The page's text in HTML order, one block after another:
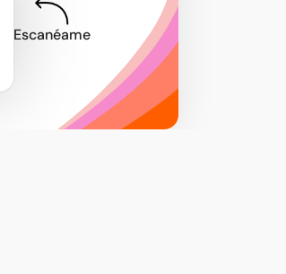
Escanéame